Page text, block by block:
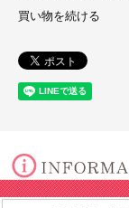
買い物を続ける